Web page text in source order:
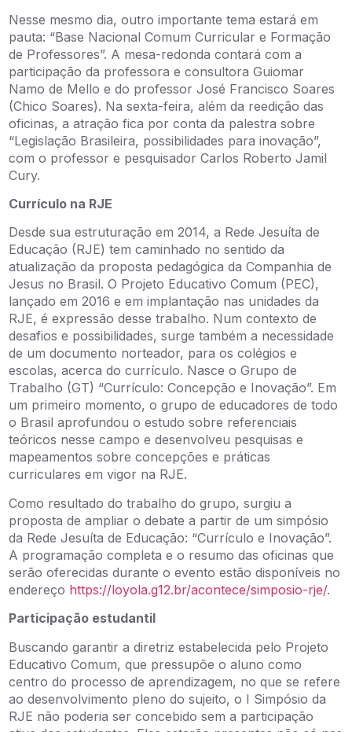
Nesse mesmo dia, outro importante tema estará em
pauta: “Base Nacional Comum Curricular e Formação
de Professores”. A mesa-redonda contará com a
participação da professora e consultora Guiomar
Namo de Mello e do professor José Francisco Soares
(Chico Soares). Na sexta-feira, além da reedição das
oficinas, a atração fica por conta da palestra sobre
“Legislação Brasileira, possibilidades para inovação”,
com o professor e pesquisador Carlos Roberto Jamil
Cury.
Currículo na RJE
Desde sua estruturação em 2014, a Rede Jesuíta de
Educação (RJE) tem caminhado no sentido da
atualização da proposta pedagógica da Companhia de
Jesus no Brasil. O Projeto Educativo Comum (PEC),
lançado em 2016 e em implantação nas unidades da
RJE, é expressão desse trabalho. Num contexto de
desafios e possibilidades, surge também a necessidade
de um documento norteador, para os colégios e
escolas, acerca do currículo. Nasce o Grupo de
Trabalho (GT) “Currículo: Concepção e Inovação”. Em
um primeiro momento, o grupo de educadores de todo
o Brasil aprofundou o estudo sobre referenciais
teóricos nesse campo e desenvolveu pesquisas e
mapeamentos sobre concepções e práticas
curriculares em vigor na RJE.
Como resultado do trabalho do grupo, surgiu a
proposta de ampliar o debate a partir de um simpósio
da Rede Jesuíta de Educação: “Currículo e Inovação”.
A programação completa e o resumo das oficinas que
serão oferecidas durante o evento estão disponíveis no
endereço https://loyola.g12.br/acontece/simposio-rje/.
Participação estudantil
Buscando garantir a diretriz estabelecida pelo Projeto
Educativo Comum, que pressupõe o aluno como
centro do processo de aprendizagem, no que se refere
ao desenvolvimento pleno do sujeito, o I Simpósio da
RJE não poderia ser concebido sem a participação